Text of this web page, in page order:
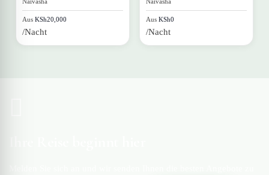
Naivasha
Aus KSh20,000
/Nacht
Naivasha
Aus KSh0
/Nacht